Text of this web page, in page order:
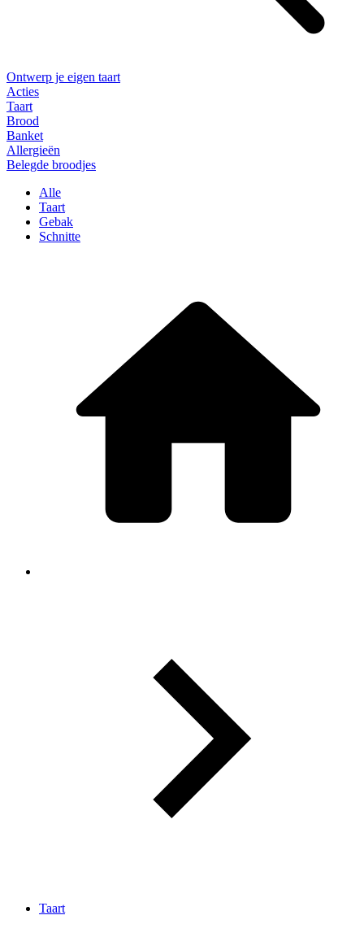
Ontwerp je eigen taart
Acties
Taart
Brood
Banket
Allergieën
Belegde broodjes
Alle
Taart
Gebak
Schnitte
Taart